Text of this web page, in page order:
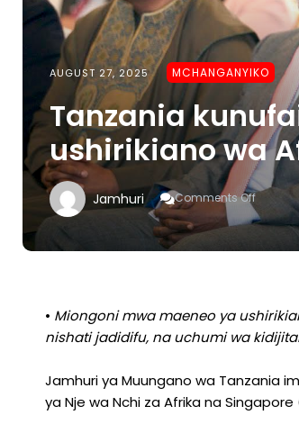
AUGUST 27, 2025 MCHANGANYIKO
Tanzania
ushirikiano wa
Jamhuri Comments Off
On
Wa
Afrika
• Miongoni mwa maeneo ya
nishati jadidifu, na uchumi wa
Jamhuri ya Muungano wa Tanzania
ya Nje wa Nchi za Afrika na